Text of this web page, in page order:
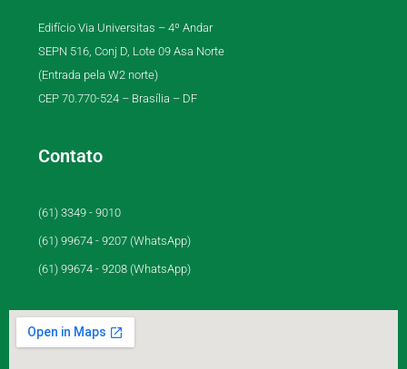
Edifício Via Universitas – 4º Andar
SEPN 516, Conj D, Lote 09 Asa Norte
(Entrada pela W2 norte)
CEP 70.770-524 – Brasília – DF
Contato
(61) 3349 - 9010
(61) 99674 - 9207 (WhatsApp)
(61) 99674 - 9208 (WhatsApp)